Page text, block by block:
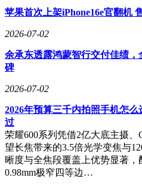
苹果首次上架iPhone16e官翻机
2026-07-02
余承东透露鸿蒙智行交付佳绩
碑
2026-07-02
2026年预算三千内拍照手机怎
过
荣耀600系列凭借2亿大底主摄、
望长焦带来的3.5倍光学变焦与
晰度与全焦段覆盖上优势显著，
0.98mm极窄四等边…